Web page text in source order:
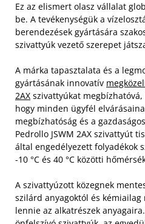
Ez az elismert olasz vállalat
be. A tevékenységük a
berendezések gyártására
szivattyúk vezető szerepet
A márka tapasztalata és a
gyártásának innovatív
2AX szivattyúkat
hogy minden ügyfél
megbízhatóság és a
Pedrollo JSWM 2AX szivattyút
által engedélyezett folyadékok
-10 °C és 40 °C közötti
A szivattyúzott közegnek
szilárd anyagoktól és
lennie az alkatrészek